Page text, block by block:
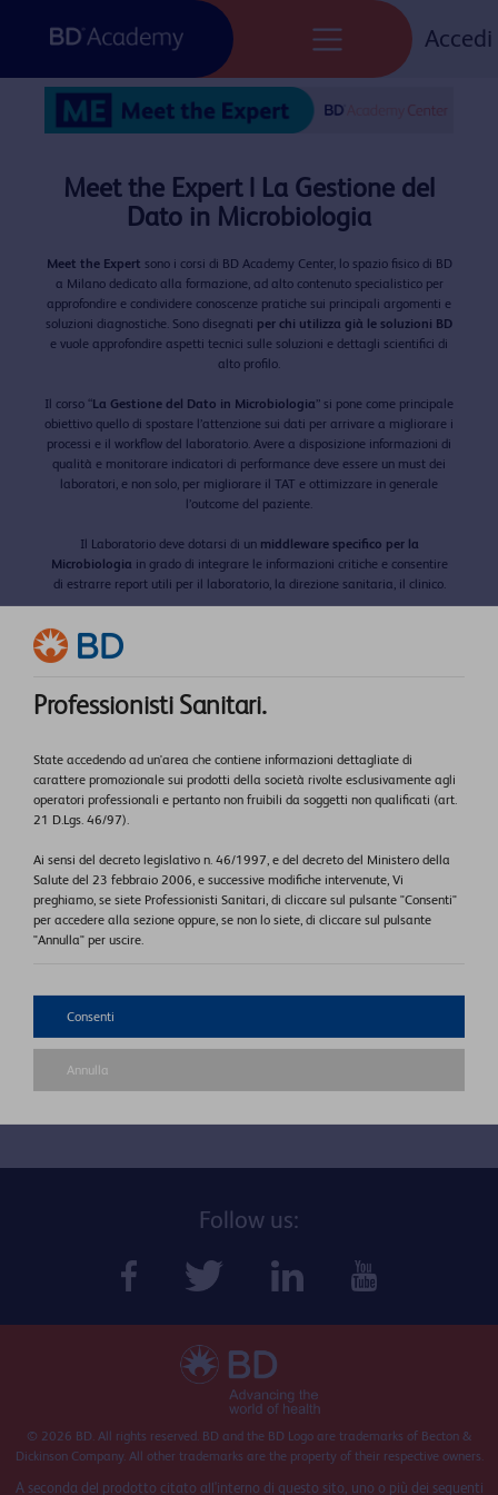
Professionisti Sanitari.
State accedendo ad un'area che contiene informazioni dettagliate di
carattere promozionale sui prodotti della società rivolte esclusivamente agli
operatori professionali e pertanto non fruibili da soggetti non qualificati (art.
21 D.Lgs. 46/97).
Ai sensi del decreto legislativo n. 46/1997, e del decreto del Ministero della
Salute del 23 febbraio 2006, e successive modifiche intervenute, Vi
preghiamo, se siete Professionisti Sanitari, di cliccare sul pulsante "Consenti"
per accedere alla sezione oppure, se non lo siete, di cliccare sul pulsante
"Annulla" per uscire.
Consenti
Annulla
Accedi
Meet the Expert | La Gestione del
Dato in Microbiologia
Meet the Expert sono i corsi di BD Academy Center, lo spazio fisico di BD
a Milano dedicato alla formazione, ad alto contenuto specialistico per
approfondire e condividere conoscenze pratiche sui principali argomenti e
soluzioni diagnostiche. Sono disegnati per chi utilizza già le soluzioni BD
e vuole approfondire aspetti tecnici sulle soluzioni e dettagli scientifici di
alto profilo.
Il corso “La Gestione del Dato in Microbiologia” si pone come principale
obiettivo quello di spostare l’attenzione sui dati per arrivare a migliorare i
processi e il workflow del laboratorio. Avere a disposizione informazioni di
qualità e monitorare indicatori di performance deve essere un must dei
laboratori, e non solo, per migliorare il TAT e ottimizzare in generale
l’outcome del paziente.
Il Laboratorio deve dotarsi di un middleware specifico per la
Microbiologia in grado di integrare le informazioni critiche e consentire
di estrarre report utili per il laboratorio, la direzione sanitaria, il clinico.​
SCARICA IL CALENDARIO E SCOPRI TUTTI I PROSSIMI CORSI
TORNA AGLI EVENTI
Follow us:
© 2026 BD. All rights reserved. BD and the BD Logo are trademarks of Becton &
Dickinson Company. All other trademarks are the property of their respective owners.
A seconda del prodotto citato all'interno di questo sito, uno o più dei seguenti